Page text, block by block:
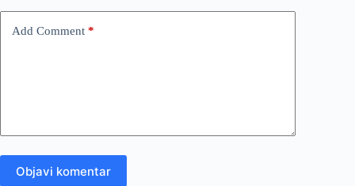
Add Comment *
Objavi komentar